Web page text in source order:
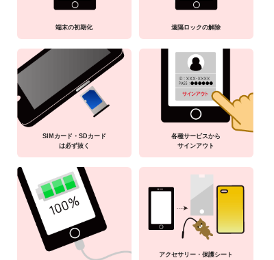
端末の初期化 遠隔ロックの解除
SIMカード・SDカード
は必ず抜く
各種サービスから
サインアウト
アクセサリー・保護シート